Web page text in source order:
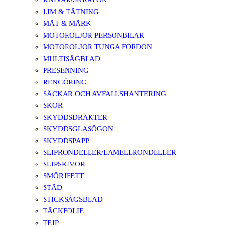
LIM & TÄTNING
MÄT & MÄRK
MOTOROLJOR PERSONBILAR
MOTOROLJOR TUNGA FORDON
MULTISÅGBLAD
PRESENNING
RENGÖRING
SÄCKAR OCH AVFALLSHANTERING
SKOR
SKYDDSDRÄKTER
SKYDDSGLASÖGON
SKYDDSPAPP
SLIPRONDELLER/LAMELLRONDELLER
SLIPSKIVOR
SMÖRJFETT
STÄD
STICKSÅGSBLAD
TÄCKFOLIE
TEJP